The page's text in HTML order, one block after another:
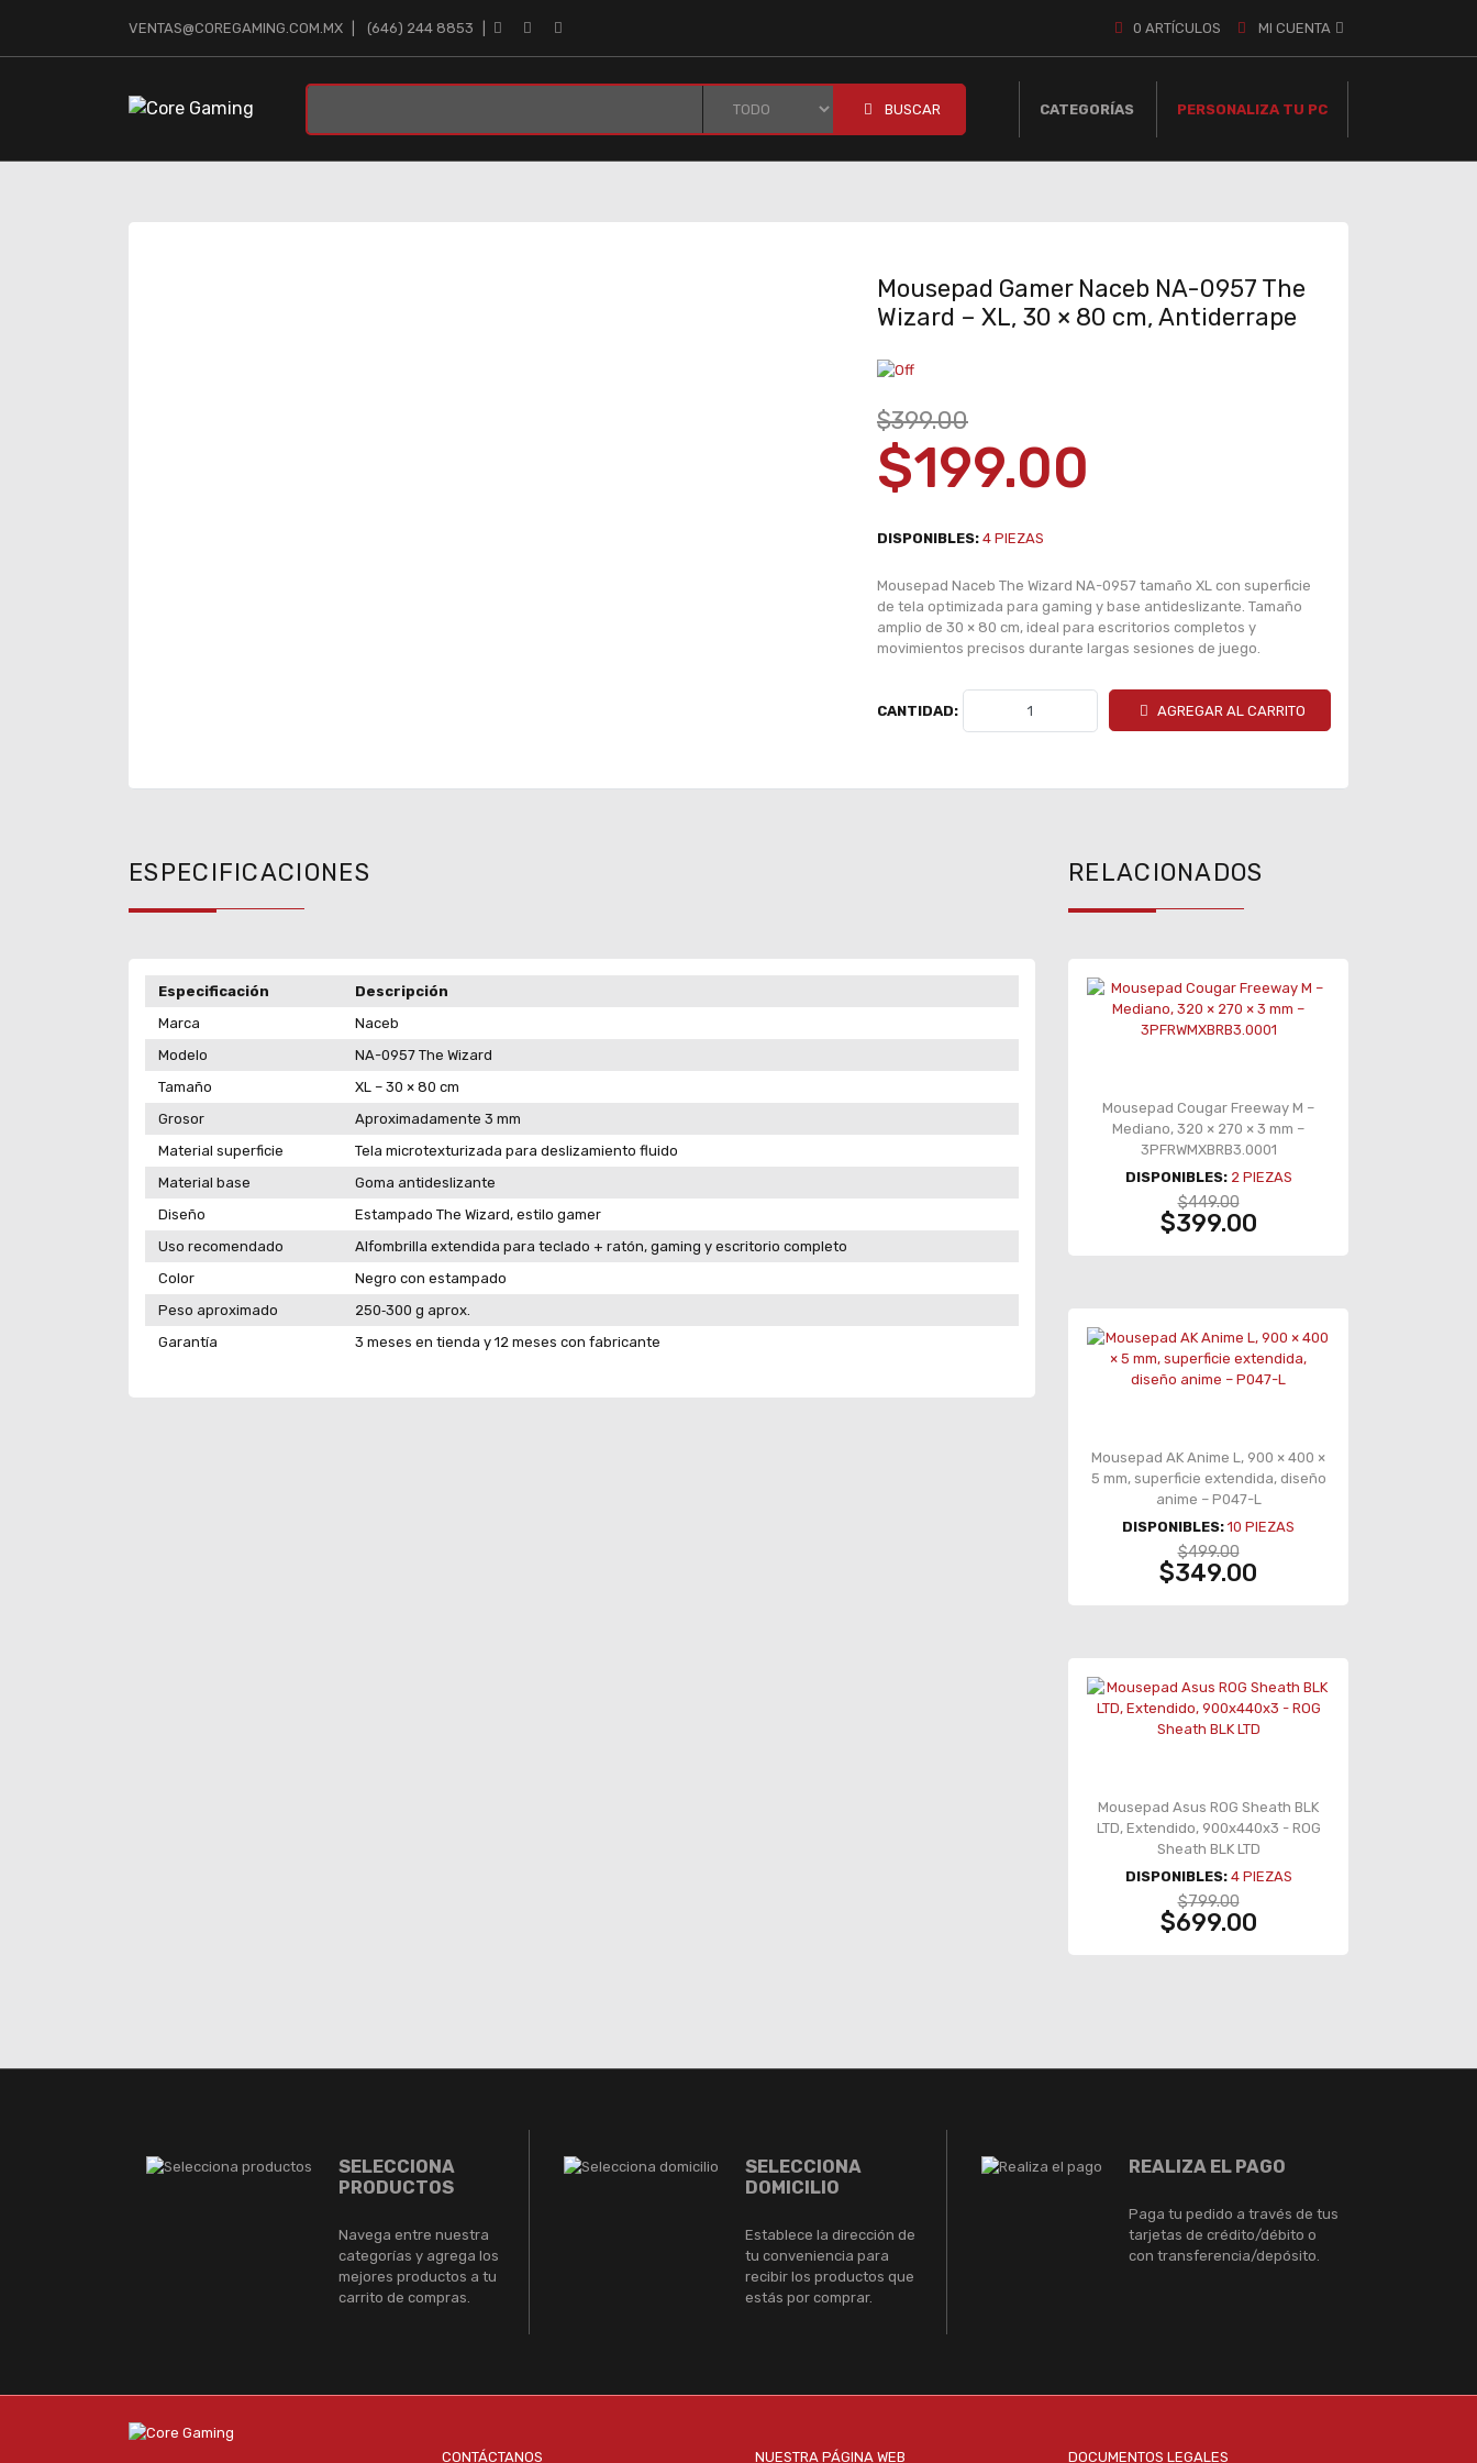
VENTAS@COREGAMING.COM.MX (646) 244 8853 0 ARTÍCULOS MI CUENTA
BUSCAR CATEGORÍAS PERSONALIZA TU PC
Mousepad Gamer Naceb NA-0957 The
Wizard – XL, 30 × 80 cm, Antiderrape
$399.00
$199.00
DISPONIBLES: 4PIEZAS
Mousepad Naceb The Wizard NA-0957 tamaño XL con superficie
de tela optimizada para gaming y base antideslizante. Tamaño
amplio de 30 × 80 cm, ideal para escritorios completos y
movimientos precisos durante largas sesiones de juego.
CANTIDAD: AGREGAR AL CARRITO
ESPECIFICACIONES
Especificación
Descripción
Marca
Naceb
Modelo
NA-0957 The Wizard
Tamaño
XL – 30 × 80 cm
Grosor
Aproximadamente 3 mm
Material superficie
Tela microtexturizada para deslizamiento fluido
Material base
Goma antideslizante
Diseño
Estampado The Wizard, estilo gamer
Uso recomendado
Alfombrilla extendida para teclado + ratón, gaming y escritorio completo
Color
Negro con estampado
Peso aproximado
250‑300 g aprox.
Garantía
3 meses en tienda y 12 meses con fabricante
RELACIONADOS
Mousepad Cougar Freeway M –
Mediano, 320 × 270 × 3 mm –
3PFRWMXBRB3.0001
DISPONIBLES: 2PIEZAS
$449.00
$399.00
Mousepad AK Anime L, 900 × 400 ×
5 mm, superficie extendida, diseño
anime – P047-L
DISPONIBLES: 10 PIEZAS
$499.00
$349.00
Mousepad Asus ROG Sheath BLK
LTD, Extendido, 900x440x3 - ROG
Sheath BLK LTD
DISPONIBLES: 4PIEZAS
$799.00
$699.00
SELECCIONA
PRODUCTOS
Navega entre nuestra
categorías y agrega los
mejores productos a tu
carrito de compras.
SELECCIONA
DOMICILIO
Establece la dirección de
tu conveniencia para
recibir los productos que
estás por comprar.
REALIZA EL PAGO
Paga tu pedido a través de tus
tarjetas de crédito/débito o
con transferencia/depósito.
CONTÁCTANOS NUESTRA PÁGINA WEB DOCUMENTOS LEGALES